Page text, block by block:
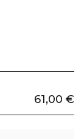
61,00 €